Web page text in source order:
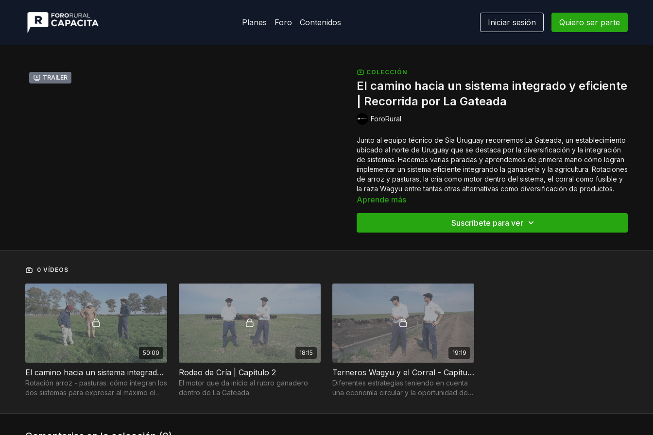
Planes Foro Contenidos Iniciar sesión Quiero ser parte
Trailer
COLECCIÓN
El camino hacia un sistema integrado y eficiente
| Recorrida por La Gateada
ForoRural
Junto al equipo técnico de Sia Uruguay recorremos La Gateada, un establecimiento
ubicado al norte de Uruguay que se destaca por la diversificación y la integración
de sistemas. Hacemos varias paradas y aprendemos de primera mano cómo logran
implementar un sistema eficiente integrando la ganadería y la agricultura. Rotaciones
de arroz y pasturas, la cría como motor dentro del sistema, el corral como fusible y
la raza Wagyu entre tantas otras alternativas como diversificación de productos.
Aprende más
Suscríbete para ver
0 VÍDEOS
50:00
El camino hacia un sistema integrado y eficiente | Capítulo 1
Rotación arroz - pasturas: cómo integran los
dos sistemas para expresar al máximo el
18:15
Rodeo de Cría | Capítulo 2
El motor que da inicio al rubro ganadero
dentro de La Gateada
19:19
Terneros Wagyu y el Corral - Capítulo 3
Diferentes estrategias teniendo en cuenta
una economía circular y la oportunidad de